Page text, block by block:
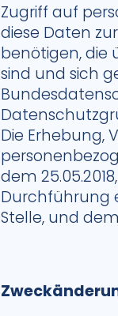
Zugriff auf
diese Daten
benötigen, die
sind und sich
Die Erhebung,
dem
Durchführung
Stelle, und